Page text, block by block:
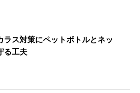
ラス対策にペットボトルとネッ
る工夫